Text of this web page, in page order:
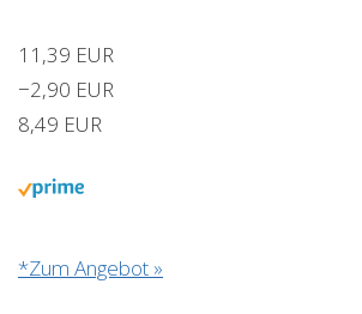
11,39 EUR
−2,90 EUR
8,49 EUR
*Zum Angebot »